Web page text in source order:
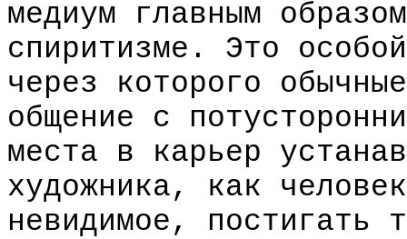
медиум главным
спиритизме. Это
через которого
общение с
места в карьер
художника, как
невидимое, постигать